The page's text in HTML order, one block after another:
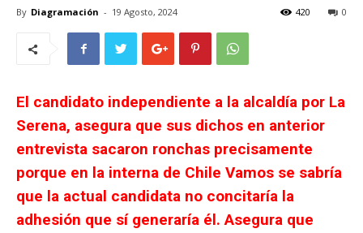
By Diagramación - 19 Agosto, 2024 0
420
El candidato independiente a la alcaldía por La
Serena, asegura que sus dichos en anterior
entrevista sacaron ronchas precisamente
porque en la interna de Chile Vamos se sabría
que la actual candidata no concitaría la
adhesión que sí generaría él. Asegura que